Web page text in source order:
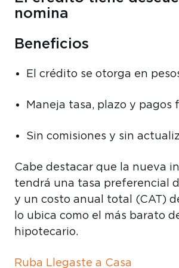
nomina
Beneficios
El crédito se otorga en
Maneja tasa, plazo y pagos
Sin comisiones y sin
Cabe destacar que la nueva
tendrá una tasa preferencial
y un costo anual total (CAT)
lo ubica como el más barato
hipotecario.
Ruba Llegaste a Casa